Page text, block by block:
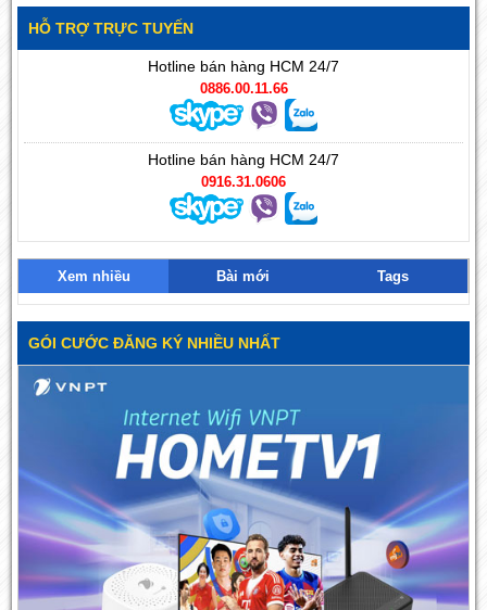
HỖ TRỢ TRỰC TUYẾN
Hotline bán hàng HCM 24/7
0886.00.11.66
Hotline bán hàng HCM 24/7
0916.31.0606
Xem nhiều Bài mới Tags
GÓI CƯỚC ĐĂNG KÝ NHIỀU NHẤT